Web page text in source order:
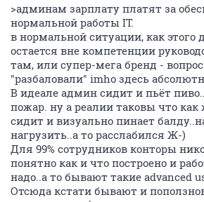
>админам зарплату платят за
нормальной работы IT.
в нормальной ситуации, как этого
остается вне компетенции
там, или супер-мега бренд -
"разбаловали" imho здесь
В идеале админ сидит и пьёт
пожар. ну а реалии таковы что как
сидит и визуально пинает
нагрузить..а то расслабился Ж-)
Для 99% сотрудников конторы
понятно как и что построено и
надо..а то бывают такие advanced
Отсюда кстати бывают и